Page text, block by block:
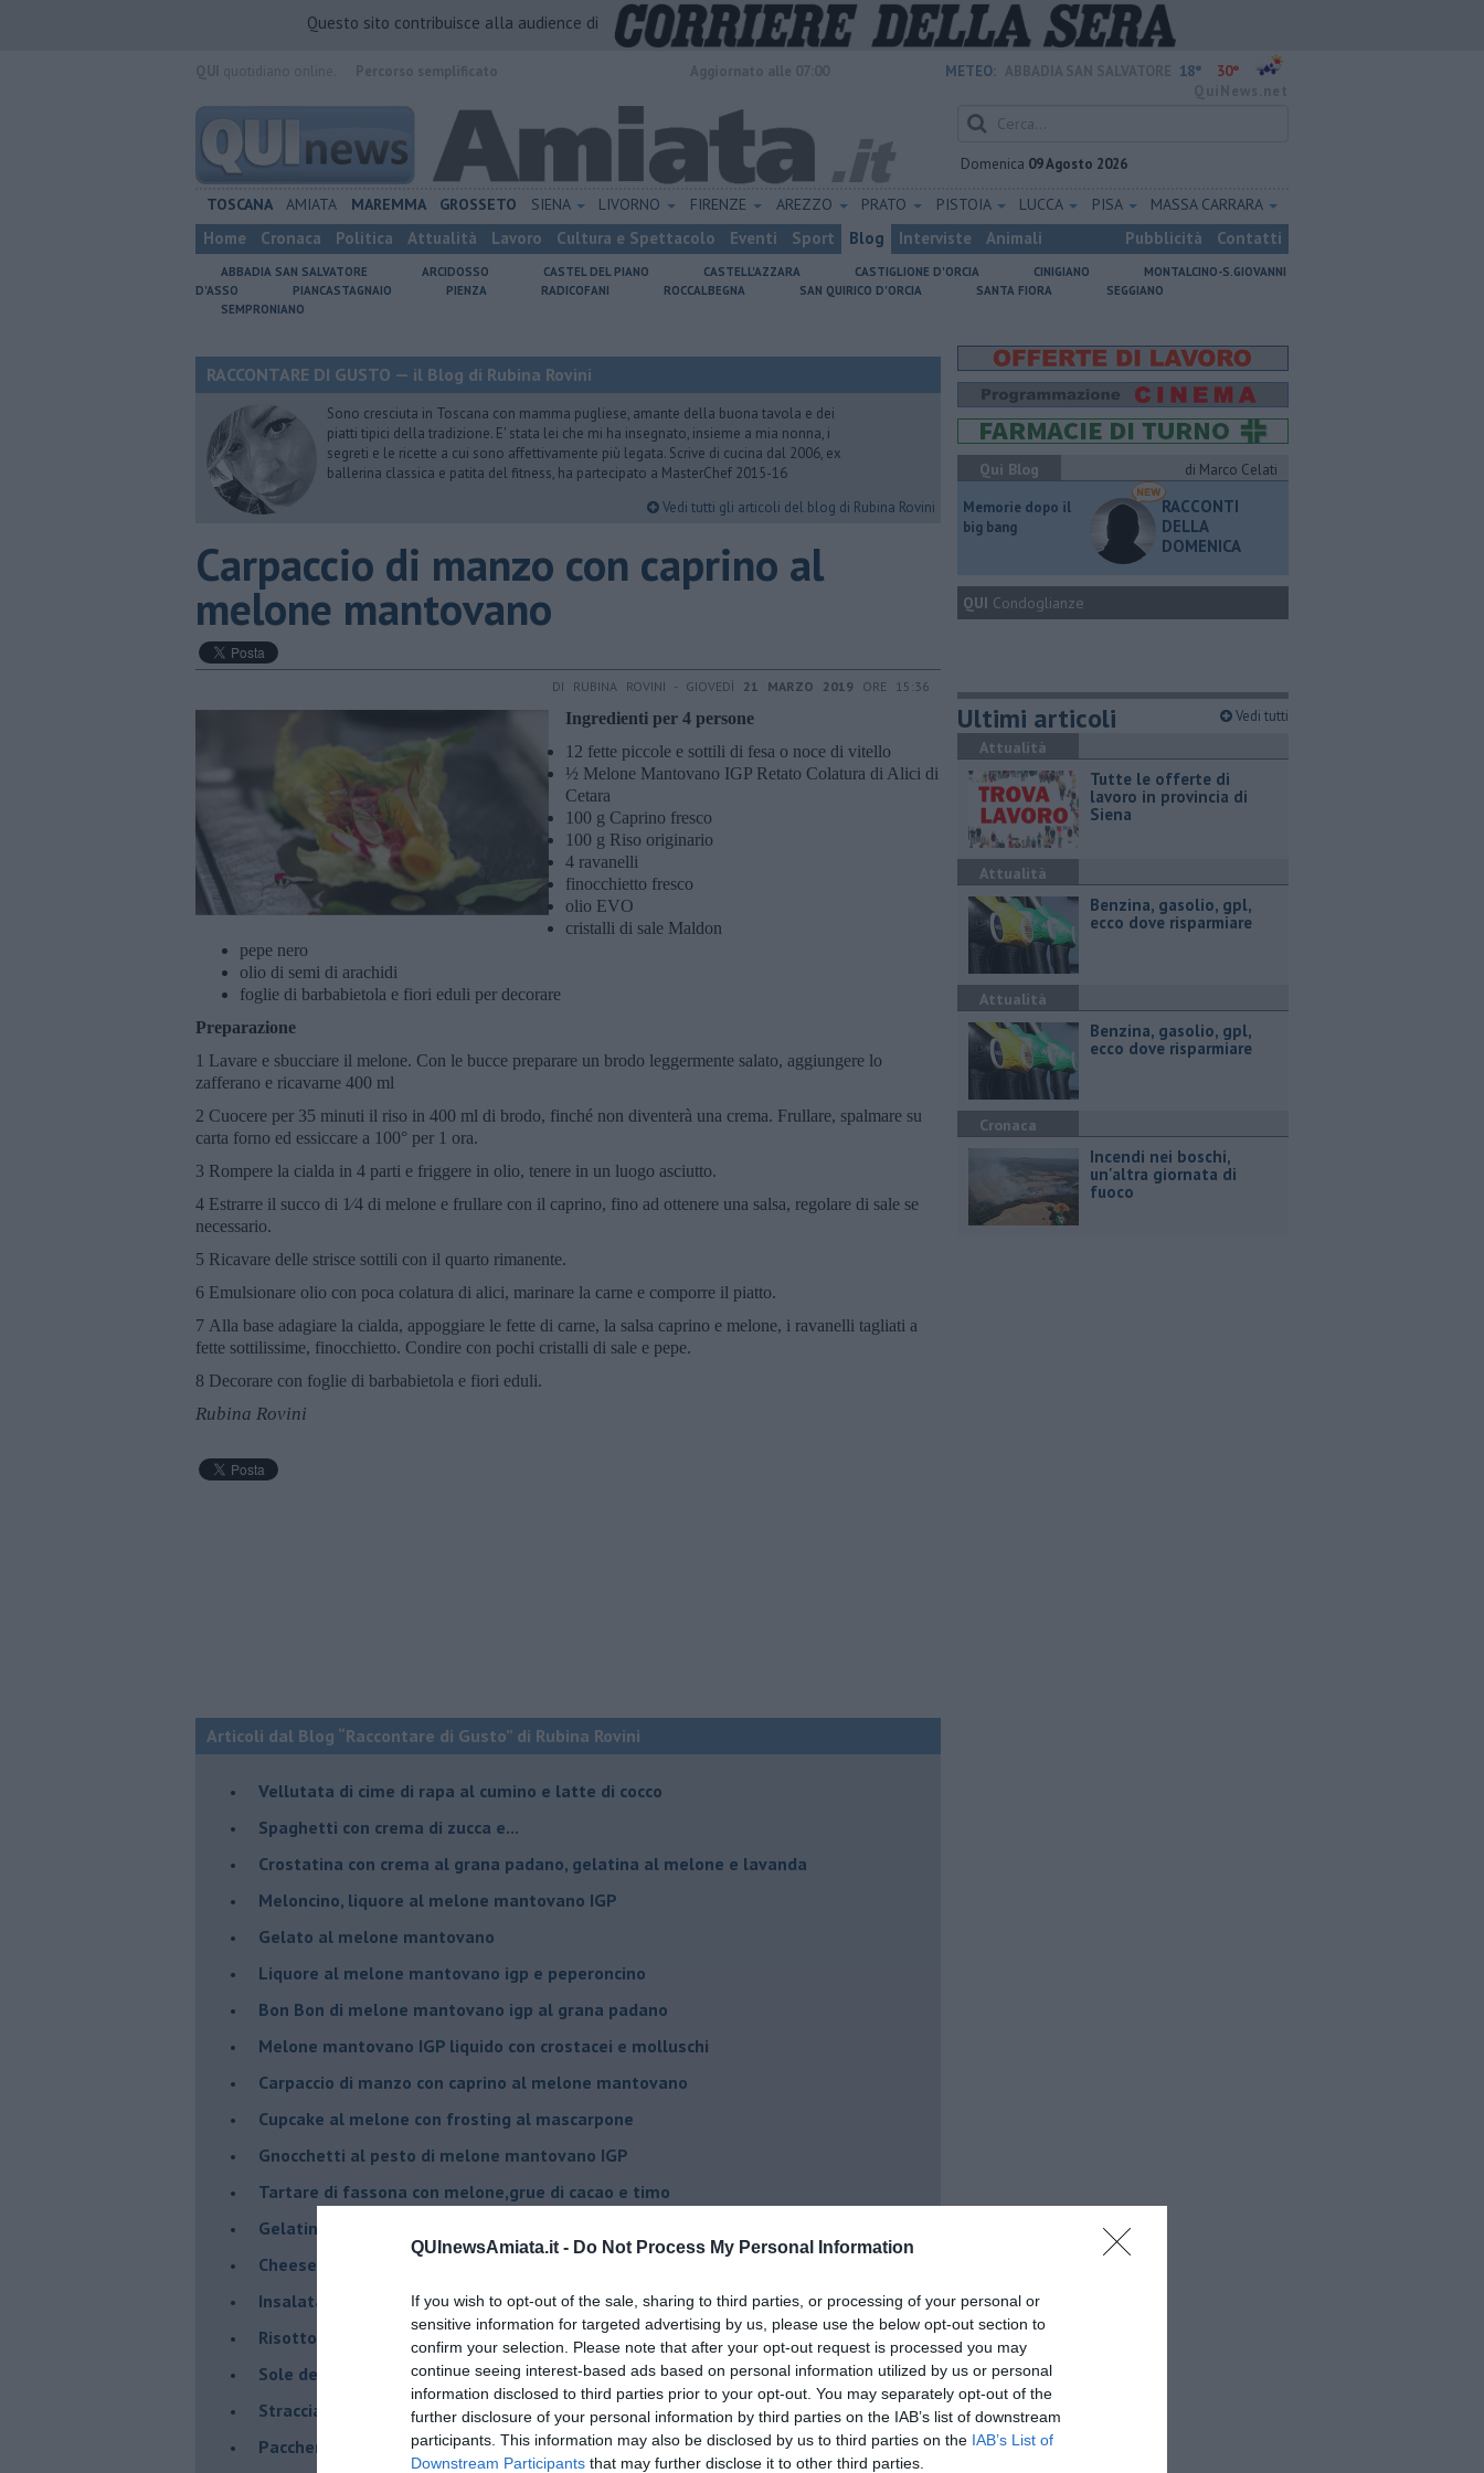
QUInewsAmiata.it - Do Not Process My Personal Information
If you wish to opt-out of the sale, sharing to third parties, or processing of your personal or
sensitive information for targeted advertising by us, please use the below opt-out section to
confirm your selection. Please note that after your opt-out request is processed you may
continue seeing interest-based ads based on personal information utilized by us or personal
information disclosed to third parties prior to your opt-out. You may separately opt-out of the
further disclosure of your personal information by third parties on the IAB’s list of downstream
participants. This information may also be disclosed by us to third parties on the IAB’s List of
Downstream Participants that may further disclose it to other third parties.
Questo sito contribuisce alla audience di
METEO: 18° 30°
Domenica 09 Agosto 2026
TOSCANA AMIATA MAREMMA GROSSETO SIENA LIVORNO FIRENZE AREZZO PRATO PISTOIA LUCCA PISA MASSA CARRARA
Home Cronaca Politica Attualità Lavoro Cultura e Spettacolo Eventi Sport Blog Interviste Animali Pubblicità Contatti
ABBADIA SAN SALVATORE ARCIDOSSO CASTEL DEL PIANO CASTELL'AZZARA CASTIGLIONE D'ORCIA CINIGIANO
MONTALCINO-S.GIOVANNI
D'ASSO
PIANCASTAGNAIO PIENZA RADICOFANI ROCCALBEGNA SAN QUIRICO D'ORCIA SANTA FIORA
SEGGIANO
SEMPRONIANO
RACCONTARE DI GUSTO — il Blog di Rubina Rovini
Sono cresciuta in Toscana con mamma pugliese, amante della buona tavola e dei
piatti tipici della tradizione. E' stata lei che mi ha insegnato, insieme a mia nonna, i
segreti e le ricette a cui sono affettivamente più legata. Scrive di cucina dal 2006, ex
ballerina classica e patita del fitness, ha partecipato a MasterChef 2015-16
Vedi tutti gli articoli del blog di Rubina Rovini
Carpaccio di manzo con caprino al
melone mantovano
DI RUBINA ROVINI - GIOVEDÌ 21 MARZO 2019 ORE 15:36
Ingredienti per 4 persone
12 fette piccole e sottili di fesa o noce di vitello
½ Melone Mantovano IGP Retato Colatura di Alici di
Cetara
100 g Caprino fresco
100 g Riso originario
4 ravanelli
finocchietto fresco
olio EVO
cristalli di sale Maldon
pepe nero
olio di semi di arachidi
foglie di barbabietola e fiori eduli per decorare
Preparazione
1 Lavare e sbucciare il melone. Con le bucce preparare un brodo leggermente salato, aggiungere lo
zafferano e ricavarne 400 ml
2 Cuocere per 35 minuti il riso in 400 ml di brodo, finché non diventerà una crema. Frullare, spalmare su
carta forno ed essiccare a 100° per 1 ora.
3 Rompere la cialda in 4 parti e friggere in olio, tenere in un luogo asciutto.
4 Estrarre il succo di 1⁄4 di melone e frullare con il caprino, fino ad ottenere una salsa, regolare di sale se
necessario.
5 Ricavare delle strisce sottili con il quarto rimanente.
6 Emulsionare olio con poca colatura di alici, marinare la carne e comporre il piatto.
7 Alla base adagiare la cialda, appoggiare le fette di carne, la salsa caprino e melone, i ravanelli tagliati a
fette sottilissime, finocchietto. Condire con pochi cristalli di sale e pepe.
8 Decorare con foglie di barbabietola e fiori eduli.
Rubina Rovini
Articoli dal Blog “Raccontare di Gusto” di Rubina Rovini
Vellutata di cime di rapa al cumino e latte di cocco
Spaghetti con crema di zucca e...
Crostatina con crema al grana padano, gelatina al melone e lavanda
Meloncino, liquore al melone mantovano IGP
Gelato al melone mantovano
Liquore al melone mantovano igp e peperoncino
Bon Bon di melone mantovano igp al grana padano
Melone mantovano IGP liquido con crostacei e molluschi
Carpaccio di manzo con caprino al melone mantovano
Cupcake al melone con frosting al mascarpone
Gnocchetti al pesto di melone mantovano IGP
Tartare di fassona con melone,grue di cacao e timo
Gelatine al cardamomo e melone mantovano igp
Cheesecake al melone mantovano IGP
Insalata di sgombro e melone mantovano IGP
Risotto al Melone Mantovano IGP, scampi e timo
Sole del sud con riduzione di agrumi
Stracciatella di Andria con melone piccante
Paccheri con scarola, vongole e mandorle
Qui Blog
di Marco Celati
Memorie dopo il
big bang
RACCONTI
DELLA
DOMENICA
QUI Condoglianze
Ultimi articoli Vedi tutti
Attualità
​Tutte le offerte di
lavoro in provincia di
Siena
Attualità
​Benzina, gasolio, gpl,
ecco dove risparmiare
Attualità
​Benzina, gasolio, gpl,
ecco dove risparmiare
Cronaca
Incendi nei boschi,
un'altra giornata di
fuoco